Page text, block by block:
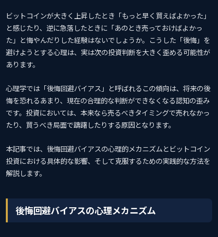
ビットコインが大きく上昇したとき「もっと早く買えばよかった」
と感じたり、逆に急落したときに「あのとき売っておけばよかっ
た」と悔やんだりした経験はないでしょうか。こうした「後悔」を
避けようとする心理は、実は次の投資判断を大きく歪める可能性が
あります。
心理学では「後悔回避バイアス」と呼ばれるこの傾向は、将来の後
悔を恐れるあまり、現在の合理的な判断ができなくなる認知の歪み
です。投資においては、本来なら売るべきタイミングで売れなかっ
たり、買うべき局面で躊躇したりする原因となります。
本記事では、後悔回避バイアスの心理的メカニズムとビットコイン
投資における具体的な影響、そして克服するための実践的な方法を
解説します。
後悔回避バイアスの心理メカニズム